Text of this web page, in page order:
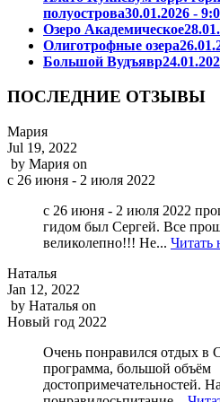
полуострова30.01.2026 -
Озеро Академическое
Олиготрофные озера
Большой Вудъявр
ПОСЛЕДНИЕ ОТЗЫВЫ
Мария
Jul 19, 2022
by Мария on
с 26 июня - 2 июля 2022
с 26 июня - 2 июля 2022
гидом был Сергей. Все
великолепно!!! Не... Читать
Наталья
Jan 12, 2022
by Наталья on
Новый год 2022
Очень понравился отдых в
программа, большой объём
достопримечательностей.